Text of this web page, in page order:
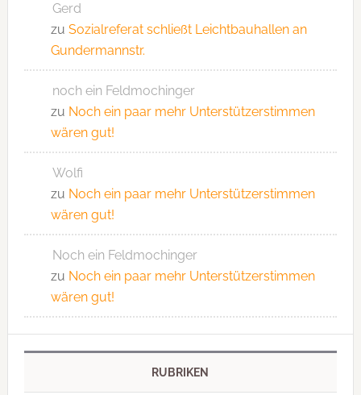
Gerd
zu Sozialreferat schließt Leichtbauhallen an
Gundermannstr.
noch ein Feldmochinger
zu Noch ein paar mehr Unterstützerstimmen
wären gut!
Wolfi
zu Noch ein paar mehr Unterstützerstimmen
wären gut!
Noch ein Feldmochinger
zu Noch ein paar mehr Unterstützerstimmen
wären gut!
RUBRIKEN